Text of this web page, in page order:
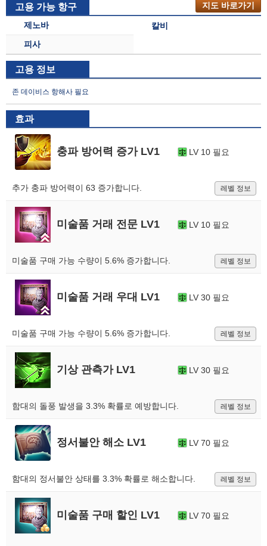
고용 가능 항구 지도 바로가기
제노바
칼비
피사
고용 정보
존 데이비스 항해사 필요
효과
충파 방어력 증가 LV1 LV 10 필요
추가 충파 방어력이 63 증가합니다. 레벨 정보
미술품 거래 전문 LV1 LV 10 필요
미술품 구매 가능 수량이 5.6% 증가합니다. 레벨 정보
미술품 거래 우대 LV1 LV 30 필요
미술품 구매 가능 수량이 5.6% 증가합니다. 레벨 정보
기상 관측가 LV1 LV 30 필요
함대의 돌풍 발생을 3.3% 확률로 예방합니다. 레벨 정보
정서불안 해소 LV1 LV 70 필요
함대의 정서불안 상태를 3.3% 확률로 해소합니다. 레벨 정보
미술품 구매 할인 LV1 LV 70 필요